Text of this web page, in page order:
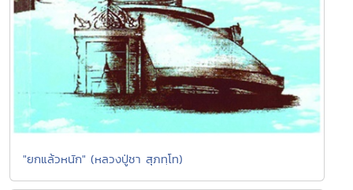
"ยกแล้วหนัก" (หลวงปู่ชา สุภทฺโท)